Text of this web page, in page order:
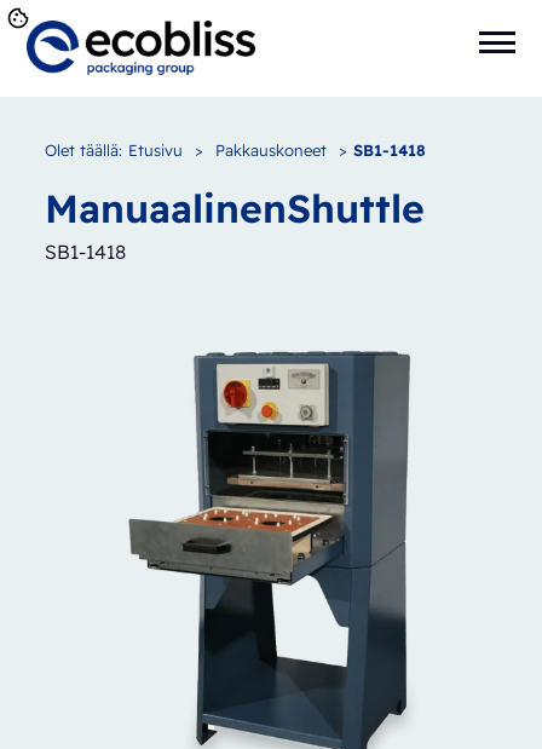
Olet täällä: Etusivu > Pakkauskoneet > SB1-1418
ManuaalinenShuttle
SB1-1418